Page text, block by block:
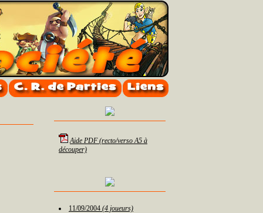
Aide PDF (recto/verso A5 à
découper)
11/09/2004 (4 joueurs)